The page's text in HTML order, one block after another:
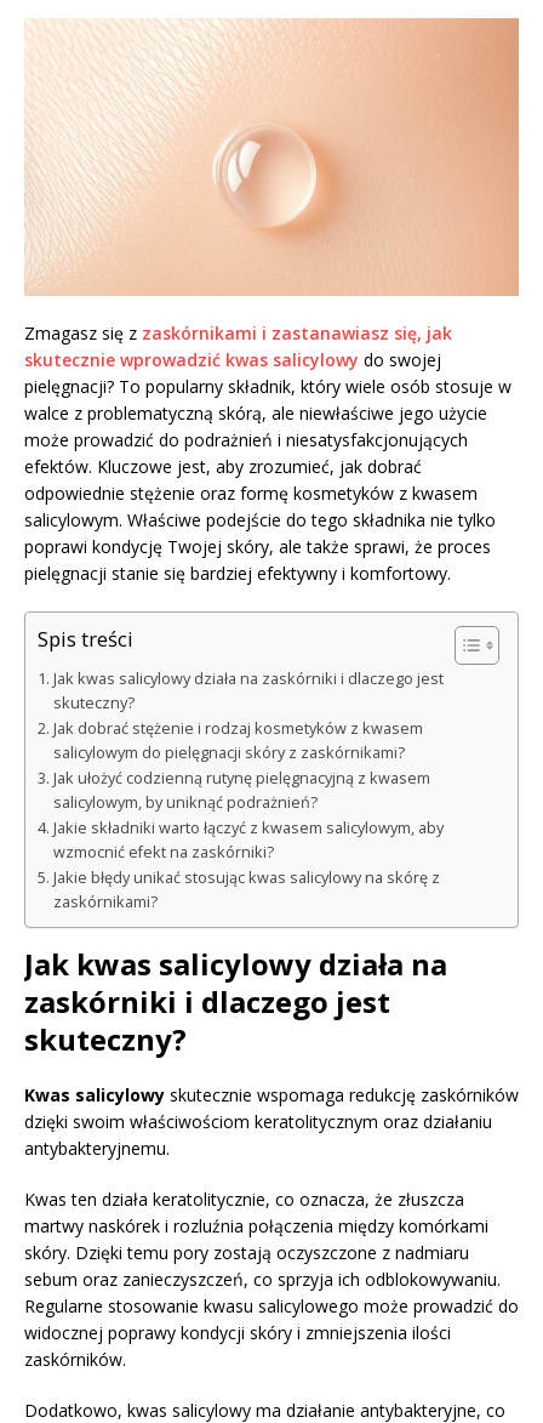
Zmagasz się z zaskórnikami i zastanawiasz się, jak
skutecznie wprowadzić kwas salicylowy do swojej
pielęgnacji? To popularny składnik, który wiele osób stosuje w
walce z problematyczną skórą, ale niewłaściwe jego użycie
może prowadzić do podrażnień i niesatysfakcjonujących
efektów. Kluczowe jest, aby zrozumieć, jak dobrać
odpowiednie stężenie oraz formę kosmetyków z kwasem
salicylowym. Właściwe podejście do tego składnika nie tylko
poprawi kondycję Twojej skóry, ale także sprawi, że proces
pielęgnacji stanie się bardziej efektywny i komfortowy.
Spis treści
Jak kwas salicylowy działa na zaskórniki i dlaczego jest
skuteczny?
Jak dobrać stężenie i rodzaj kosmetyków z kwasem
salicylowym do pielęgnacji skóry z zaskórnikami?
Jak ułożyć codzienną rutynę pielęgnacyjną z kwasem
salicylowym, by uniknąć podrażnień?
Jakie składniki warto łączyć z kwasem salicylowym, aby
wzmocnić efekt na zaskórniki?
Jakie błędy unikać stosując kwas salicylowy na skórę z
zaskórnikami?
Jak kwas salicylowy działa na
zaskórniki i dlaczego jest
skuteczny?
Kwas salicylowy skutecznie wspomaga redukcję zaskórników
dzięki swoim właściwościom keratolitycznym oraz działaniu
antybakteryjnemu.
Kwas ten działa keratolitycznie, co oznacza, że złuszcza
martwy naskórek i rozluźnia połączenia między komórkami
skóry. Dzięki temu pory zostają oczyszczone z nadmiaru
sebum oraz zanieczyszczeń, co sprzyja ich odblokowywaniu.
Regularne stosowanie kwasu salicylowego może prowadzić do
widocznej poprawy kondycji skóry i zmniejszenia ilości
zaskórników.
Dodatkowo, kwas salicylowy ma działanie antybakteryjne, co